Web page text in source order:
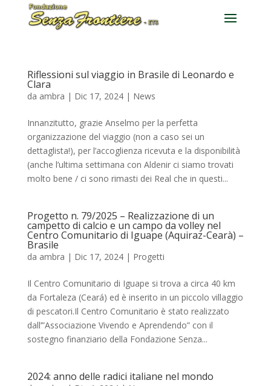
Riflessioni sul viaggio in Brasile di Leonardo e
Clara
da ambra | Dic 17, 2024| News
Innanzitutto, grazie Anselmo per la perfetta
organizzazione del viaggio (non a caso sei un
dettaglista!), per l’accoglienza ricevuta e la disponibilità
(anche l’ultima settimana con Aldenir ci siamo trovati
molto bene / ci sono rimasti dei Real che in questi...
Progetto n. 79/2025 – Realizzazione di un
campetto di calcio e un campo da volley nel
Centro Comunitario di Iguape (Aquiraz-Cearà) –
Brasile
da ambra | Dic 17, 2024| Progetti
Il Centro Comunitario di Iguape si trova a circa 40 km
da Fortaleza (Ceará) ed è inserito in un piccolo villaggio
di pescatori.Il Centro Comunitario è stato realizzato
dall’”Associazione Vivendo e Aprendendo” con il
sostegno finanziario della Fondazione Senza...
2024: anno delle radici italiane nel mondo